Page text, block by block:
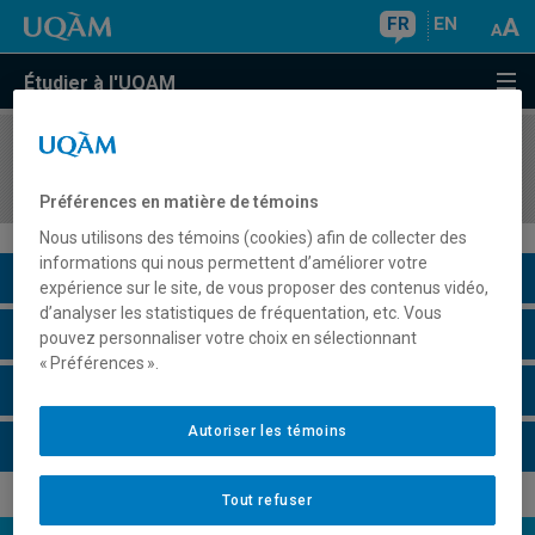
FR EN
Étudier à l'UQAM
COURS//
Description du cours
Horaire - Été 2026
Préférences en matière de témoins
Nous utilisons des témoins (cookies) afin de collecter des
informations qui nous permettent d’améliorer votre
expérience sur le site, de vous proposer des contenus vidéo,
d’analyser les statistiques de fréquentation, etc. Vous
pouvez personnaliser votre choix en sélectionnant
« Préférences ».
Tout refuser
Autoriser les témoins